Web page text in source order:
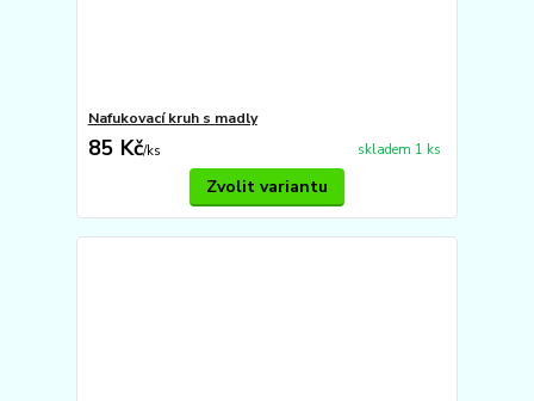
Nafukovací kruh s madly
85 Kč/ks skladem 1 ks
Zvolit variantu